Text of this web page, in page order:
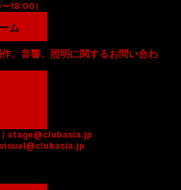
18:00）
ム
、音響、照明に関するお問い合わ
｜stage@clubasia.jp
visual@clubasia.jp